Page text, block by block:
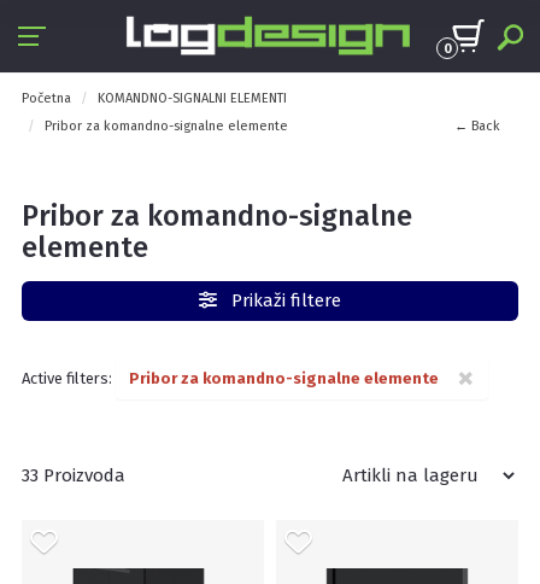
0
Početna
KOMANDNO-SIGNALNI ELEMENTI
Pribor za komandno-signalne elemente
← Back
Pribor za komandno-signalne
elemente
Prikaži filtere
Active filters: ×
Pribor za komandno-signalne elemente
33